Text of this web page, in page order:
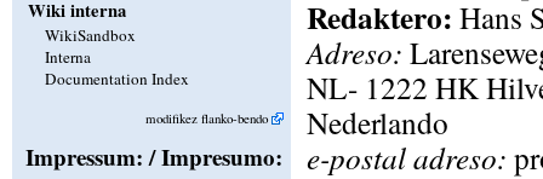
Wiki interna
WikiSandbox
Interna
Documentation Index
modifikez flanko-bendo
Impressum: / Impresumo:
Redaktero: Hans
Adreso:
NL- 1222 HK
Nederlando
e-postal adreso: